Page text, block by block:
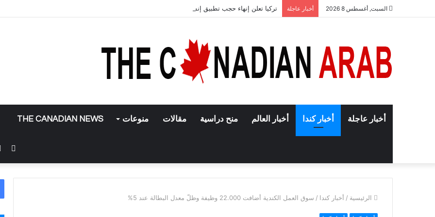
السبت, أغسطس 8 2026 أخبار عاجلة تركيا تعلن إنهاء حجب تطبيق إنستغرام
أخبار عاجلة أخبار كندا أخبار العالم منح دراسية مقالات منوعات THE CANADIAN NEWS
الرئيسية / أخبار كندا / سوق العمل الكندية أضافت 22.000 وظيفة وظلّ معدل البطالة عند 5%